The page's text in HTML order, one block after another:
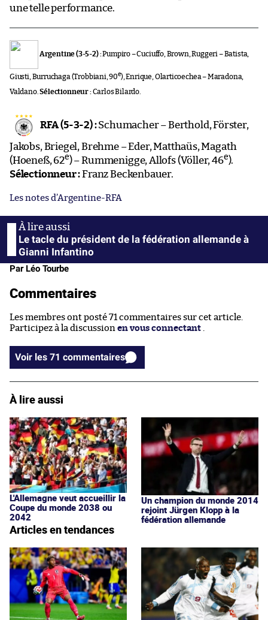
une telle performance.
Argentine (3-5-2) :Pumpiro – Cuciuffo, Brown, Ruggeri – Batista,
Giusti, Burruchaga (Trobbiani, 90e), Enrique, Olarticoechea – Maradona,
Valdano.Sélectionneur :Carlos Bilardo.
RFA (5-3-2) :Schumacher – Berthold, Förster,
Jakobs, Briegel, Brehme – Eder, Matthaüs, Magath
(Hoeneß, 62e) – Rummenigge, Allofs (Völler, 46e).
Sélectionneur :Franz Beckenbauer.
Les notes d’Argentine-RFA
Le tacle du président de la fédération allemande à
Gianni Infantino
Par Léo Tourbe
Commentaires
Les membres ont posté 71 commentaires sur cet article.
Participez à la discussion en vous connectant
Voir les 71 commentaires
À lire aussi
L'Allemagne veut accueillir la
Coupe du monde 2038 ou
2042
Un champion du monde 2014
rejoint Jürgen Klopp à la
fédération allemande
Articles en tendances